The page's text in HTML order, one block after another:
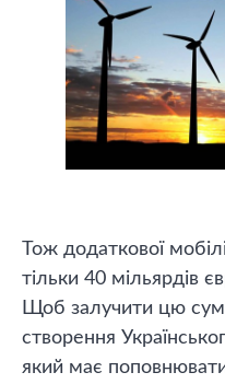
Тож додаткової
тільки 40 мільярдів
Щоб залучити цю
створення
який має